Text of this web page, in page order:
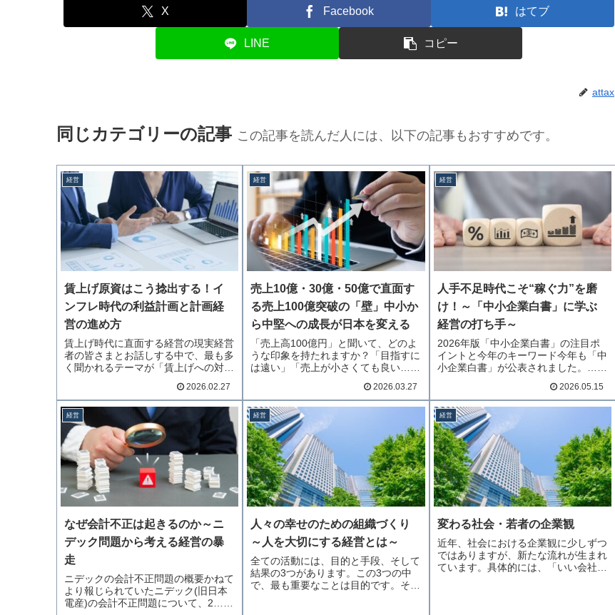
X Facebook はてブ
LINE コピー
attax
同じカテゴリーの記事 この記事を読んだ人には、以下の記事もおすすめです。
経営
賃上げ原資はこう捻出する！イ
ンフレ時代の利益計画と計画経
営の進め方
賃上げ時代に直面する経営の現実経営
者の皆さまとお話しする中で、最も多
く聞かれるテーマが「賃上げへの対…
2026.02.27
経営
売上10億・30億・50億で直面す
る売上100億突破の「壁」中小か
ら中堅への成長が日本を変える
「売上高100億円」と聞いて、どのよ
うな印象を持たれますか？「目指すに
は遠い」「売上が小さくても良い…続
2026.03.27
経営
人手不足時代こそ“稼ぐ力”を磨
け！～「中小企業白書」に学ぶ
経営の打ち手～
2026年版「中小企業白書」の注目ポ
イントと今年のキーワード今年も「中
小企業白書」が公表されました。…続
2026.05.15
経営
なぜ会計不正は起きるのか～ニ
デック問題から考える経営の暴
走
ニデックの会計不正問題の概要かねて
より報じられていたニデック(旧日本
電産)の会計不正問題について、2…続
経営
人々の幸せのための組織づくり
～人を大切にする経営とは～
全ての活動には、目的と手段、そして
結果の3つがあります。この3つの中
で、最も重要なことは目的です。そ…
経営
変わる社会・若者の企業観
近年、社会における企業観に少しずつ
ではありますが、新たな流れが生まれ
ています。具体的には、「いい会社…